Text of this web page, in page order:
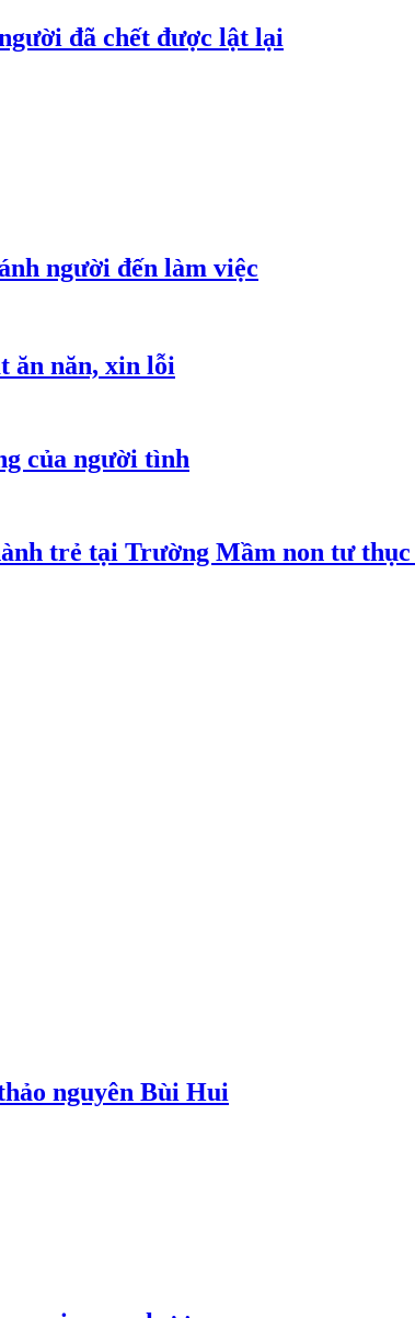
đã chết được lật lại
người đến làm việc
ăn năn, xin lỗi
của người tình
trẻ tại Trường Mầm non tư
nguyên Bùi Hui